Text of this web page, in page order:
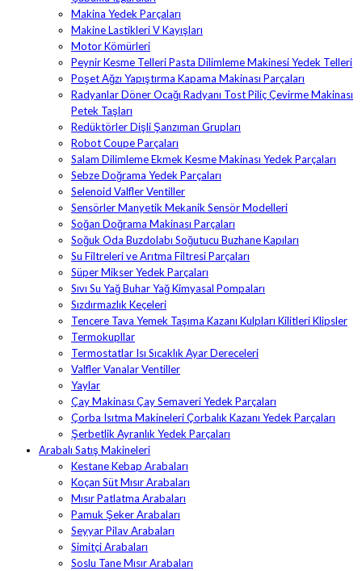
Makina Yedek Parçaları
Makine Lastikleri V Kayışları
Motor Kömürleri
Peynir Kesme Telleri Pasta Dilimleme Makinesi Yedek Telleri
Poşet Ağzı Yapıştırma Kapama Makinası Parçaları
Radyanlar Döner Ocağı Radyanı Tost Piliç Çevirme Makinası
Petek Taşları
Redüktörler Dişli Şanzıman Grupları
Robot Coupe Parçaları
Salam Dilimleme Ekmek Kesme Makinası Yedek Parçaları
Sebze Doğrama Yedek Parçaları
Selenoid Valfler Ventiller
Sensörler Manyetik Mekanik Sensör Modelleri
Soğan Doğrama Makinası Parçaları
Soğuk Oda Buzdolabı Soğutucu Buzhane Kapıları
Su Filtreleri ve Arıtma Filtresi Parçaları
Süper Mikser Yedek Parçaları
Sıvı Su Yağ Buhar Yağ Kimyasal Pompaları
Sızdırmazlık Keçeleri
Tencere Tava Yemek Taşıma Kazanı Kulpları Kilitleri Klipsler
Termokupllar
Termostatlar Isı Sıcaklık Ayar Dereceleri
Valfler Vanalar Ventiller
Yaylar
Çay Makinası Çay Semaveri Yedek Parçaları
Çorba Isıtma Makineleri Çorbalık Kazanı Yedek Parçaları
Şerbetlik Ayranlık Yedek Parçaları
Arabalı Satış Makineleri
Kestane Kebap Arabaları
Koçan Süt Mısır Arabaları
Mısır Patlatma Arabaları
Pamuk Şeker Arabaları
Seyyar Pilav Arabaları
Simitçi Arabaları
Soslu Tane Mısır Arabaları